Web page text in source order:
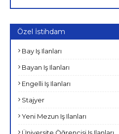
Özel İstihdam
Bay Iş Ilanları
Bayan Iş Ilanları
Engelli Iş Ilanları
Stajyer
Yeni Mezun Iş Ilanları